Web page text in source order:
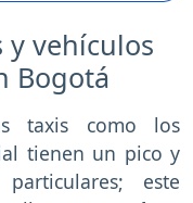
y vehículos
Bogotá
taxis como los
tienen un pico y
este